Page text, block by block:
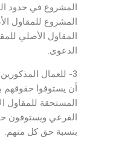
المشروع في حدود
المشروع للمقاول
المقاول الأصلي
الدعوى.
3- للعمال
أن يستوفوا حقوقهم
المستحقة للمقاول
الفرعي ويستوفون
بنسبة حق كل منهم.